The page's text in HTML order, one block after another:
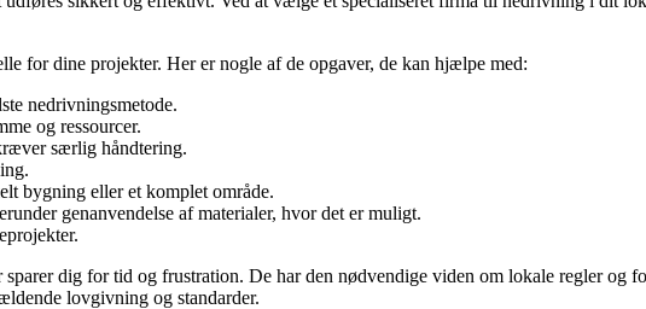
for dine projekter. Her er nogle af de opgaver, de kan hjælpe med:
nedrivningsmetode.
og ressourcer.
særlig håndtering.
bygning eller et komplet område.
genanvendelse af materialer, hvor det er muligt.
dig for tid og frustration. De har den nødvendige viden om lokale regler og
lovgivning og standarder.